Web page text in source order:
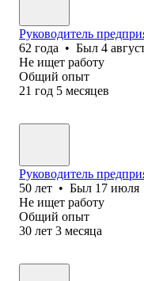
Руководитель
62 года • Был 4
Не ищет работу
Общий опыт
21 год 5 месяцев
Руководитель
50 лет • Был 17 июля
Не ищет работу
Общий опыт
30 лет 3 месяца